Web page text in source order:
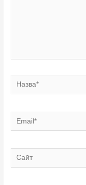
Назва*
Email*
Сайт